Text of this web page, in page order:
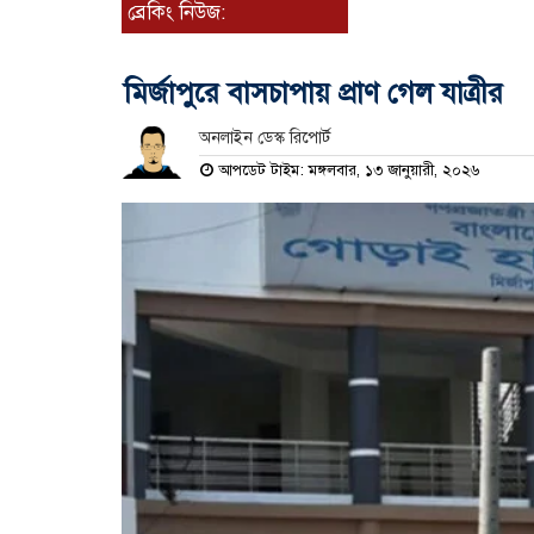
ব্রেকিং নিউজ:
মির্জাপুরে বাসচাপায় প্রাণ গেল যাত্রীর
অনলাইন ডেস্ক রিপোর্ট
আপডেট টাইম: মঙ্গলবার, ১৩ জানুয়ারী, ২০২৬